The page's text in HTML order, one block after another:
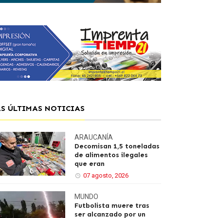
ÚLTIMAS NOTICIAS
ARAUCANÍA
Decomisan 1,5 toneladas
de alimentos ilegales
que eran
07 agosto, 2026
MUNDO
Futbolista muere tras
ser alcanzado por un